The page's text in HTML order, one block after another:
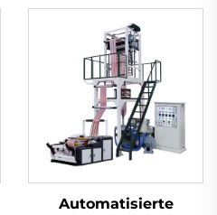
Polythen-
Tütenmaschine
Automatisierte